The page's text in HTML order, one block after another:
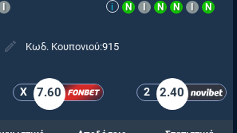
Ι i Ν Ι Ν Ν Ι Ν
Κωδ. Κουπονιού:915
X 7.60 2 2.40